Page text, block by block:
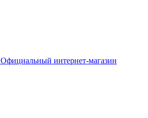
Официальный интернет-магазин